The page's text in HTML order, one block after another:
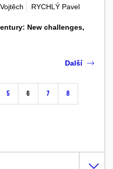
RYCHLÝ Pavel
New challenges,
5 6 7 8
Další